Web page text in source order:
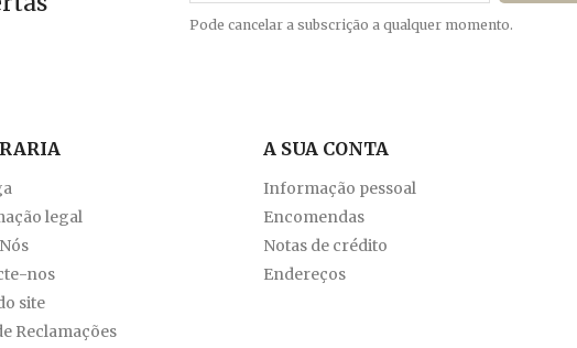
Pode cancelar a subscrição a qualquer momento.
legal
nos
site
Reclamações
A SUA CONTA
Informação pessoal
Encomendas
Notas de crédito
Endereços